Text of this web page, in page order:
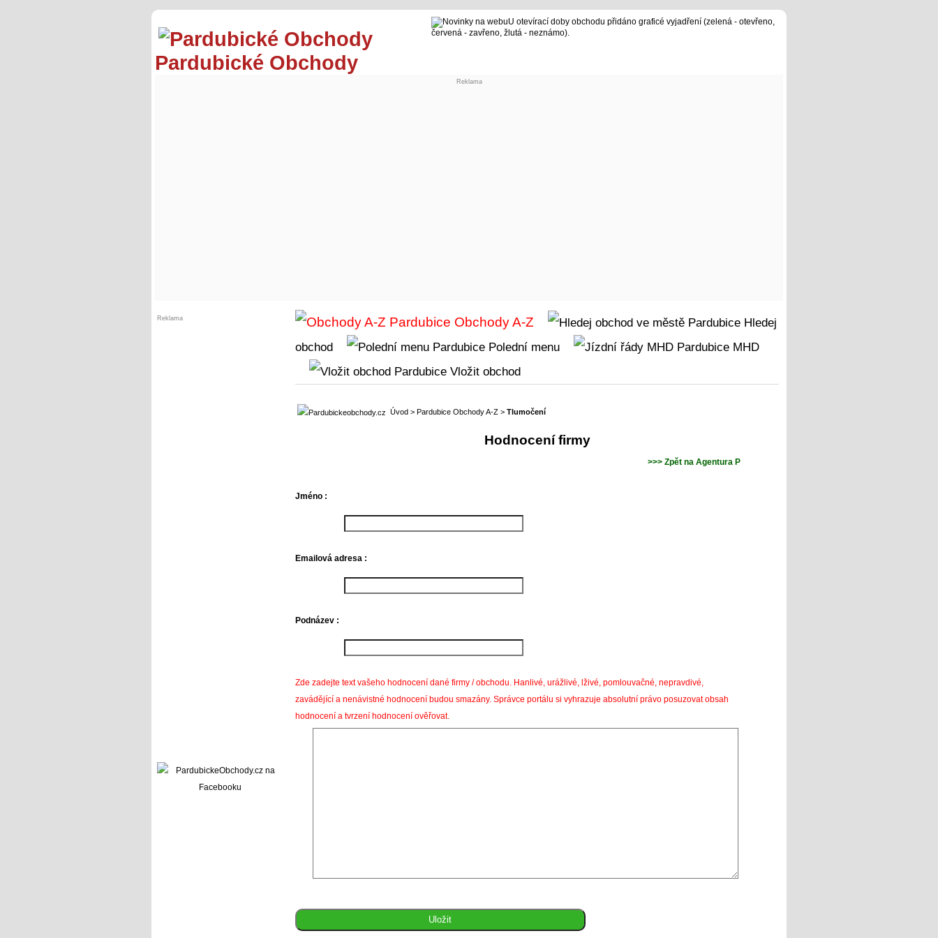
Pardubické Obchody
U otevírací doby obchodu přidáno graficé vyjadření (zelená - otevřeno,
červená - zavřeno, žlutá - neznámo).
Reklama
Reklama Obchody A-Z
Hledej
obchod
Polední menu
MHD
Vložit obchod
Úvod > Pardubice Obchody A-Z > Tlumočení
Hodnocení firmy
>>> Zpět na Agentura P
Jméno :
Emailová adresa :
Podnázev :
Zde zadejte text vašeho hodnocení dané firmy / obchodu. Hanlivé, urážlivé, lživé, pomlouvačné, nepravdivé,
zavádějící a nenávistné hodnocení budou smazány. Správce portálu si vyhrazuje absolutní právo posuzovat obsah
hodnocení a tvrzení hodnocení ověřovat.